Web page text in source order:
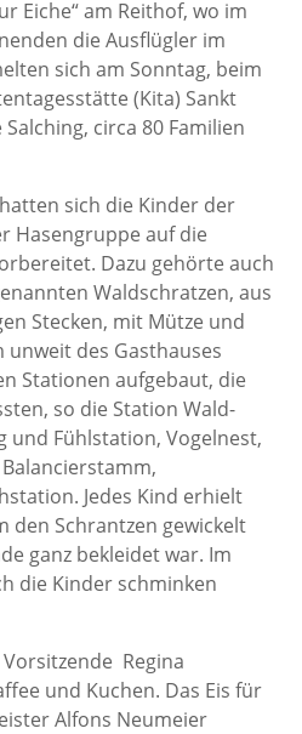
Eiche“ am Reithof, wo im
die Ausflügler im
sich am Sonntag, beim
(Kita) Sankt
circa 80 Familien
sich die Kinder der
Hasengruppe auf die
Dazu gehörte auch
Waldschratzen, aus
Stecken, mit Mütze und
des Gasthauses
Stationen aufgebaut, die
so die Station Wald-
und Fühlstation, Vogelnest,
Jedes Kind erhielt
den Schrantzen gewickelt
ganz bekleidet war. Im
die Kinder schminken
Regina
und Kuchen. Das Eis für
Alfons Neumeier